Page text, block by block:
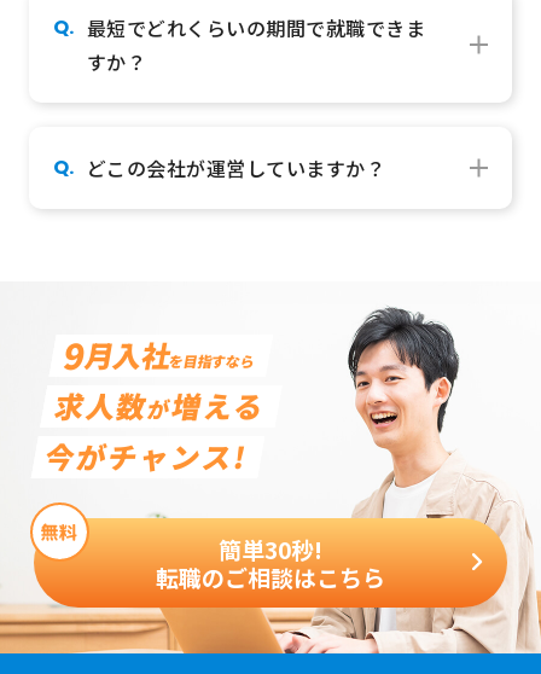
Q. 最短でどれくらいの期間で就職できま
すか？
Q. どこの会社が運営していますか？
9月入社を目指すなら
求人数が増える
今がチャンス!
簡単30秒!
転職のご相談はこちら